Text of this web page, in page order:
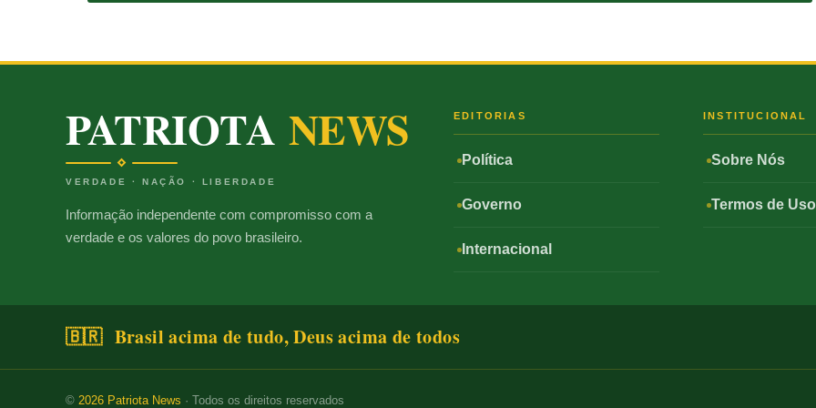
PATRIOTA NEWS
VERDADE · NAÇÃO · LIBERDADE
Informação independente com compromisso com a
verdade e os valores do povo brasileiro.
EDITORIAS
Política
Governo
Internacional
INSTITUCIONAL
Sobre Nós
Termos de Uso
🇧🇷 Brasil acima de tudo, Deus acima de todos
© 2026 Patriota News · Todos os direitos reservados